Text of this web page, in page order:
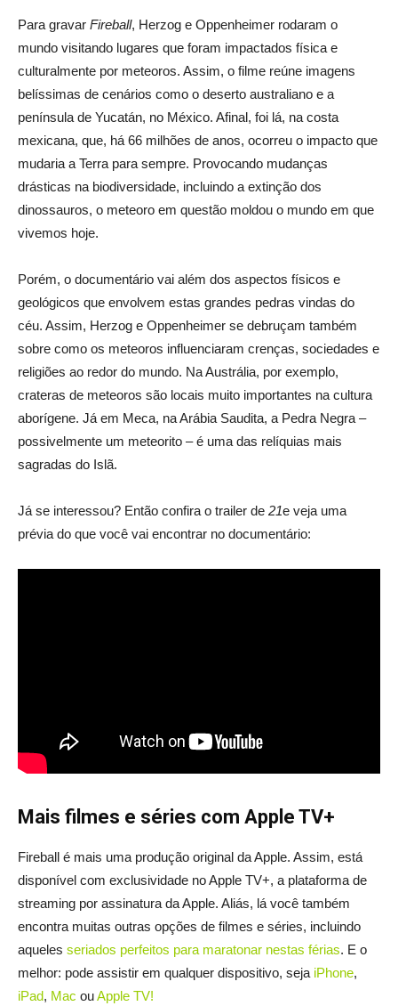
Para gravar Fireball, Herzog e Oppenheimer rodaram o
mundo visitando lugares que foram impactados física e
culturalmente por meteoros. Assim, o filme reúne imagens
belíssimas de cenários como o deserto australiano e a
península de Yucatán, no México. Afinal, foi lá, na costa
mexicana, que, há 66 milhões de anos, ocorreu o impacto que
mudaria a Terra para sempre. Provocando mudanças
drásticas na biodiversidade, incluindo a extinção dos
dinossauros, o meteoro em questão moldou o mundo em que
vivemos hoje.
Porém, o documentário vai além dos aspectos físicos e
geológicos que envolvem estas grandes pedras vindas do
céu. Assim, Herzog e Oppenheimer se debruçam também
sobre como os meteoros influenciaram crenças, sociedades e
religiões ao redor do mundo. Na Austrália, por exemplo,
crateras de meteoros são locais muito importantes na cultura
aborígene. Já em Meca, na Arábia Saudita, a Pedra Negra –
possivelmente um meteorito – é uma das relíquias mais
sagradas do Islã.
Já se interessou? Então confira o trailer de 21e veja uma
prévia do que você vai encontrar no documentário:
Mais filmes e séries com Apple TV+
Fireball é mais uma produção original da Apple. Assim, está
disponível com exclusividade no Apple TV+, a plataforma de
streaming por assinatura da Apple. Aliás, lá você também
encontra muitas outras opções de filmes e séries, incluindo
aqueles seriados perfeitos para maratonar nestas férias. E o
melhor: pode assistir em qualquer dispositivo, seja iPhone,
iPad, Mac ouApple TV!